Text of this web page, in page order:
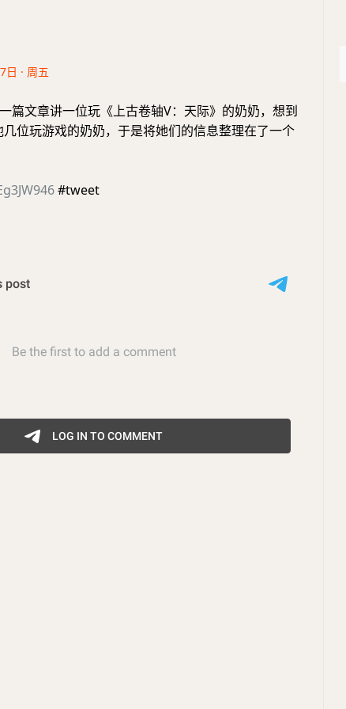
日 · 周五
篇文章讲一位玩《上古卷轴V：天际》的奶奶，想到
位玩游戏的奶奶，于是将她们的信息整理在了一个
#tweet